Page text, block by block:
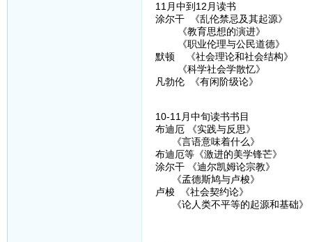
11月中到12月读书
涂尔干 《乱伦禁忌及其起源》
《教育思想的演进》
《职业伦理与公民道德》
默顿 《社会理论和社会结构》
《科学社会学散忆》
凡勃伦 《有闲阶级论》
10-11月中旬读书书目
布迪厄 《实践与反思》
《言语意味着什么》
布迪厄等《激进的美学锋芒》
涂尔干 《迪尔凯姆论宗教》
《孟德斯鸠与卢梭》
卢梭 《社会契约论》
《论人类不平等的起源和基础》